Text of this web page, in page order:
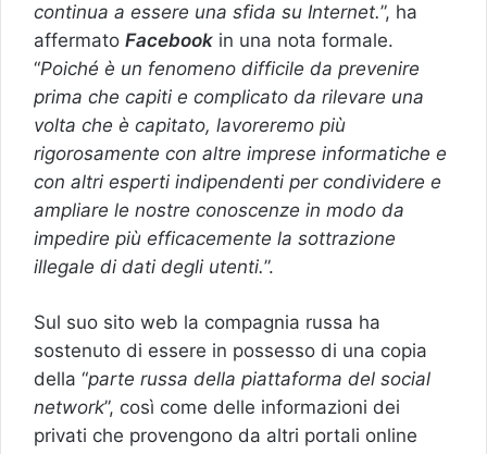
continua a essere una sfida su Internet.”, ha
affermato Facebook in una nota formale.
“Poiché è un fenomeno difficile da prevenire
prima che capiti e complicato da rilevare una
volta che è capitato, lavoreremo più
rigorosamente con altre imprese informatiche e
con altri esperti indipendenti per condividere e
ampliare le nostre conoscenze in modo da
impedire più efficacemente la sottrazione
illegale di dati degli utenti.”.
Sul suo sito web la compagnia russa ha
sostenuto di essere in possesso di una copia
della “parte russa della piattaforma del social
network”, così come delle informazioni dei
privati che provengono da altri portali online